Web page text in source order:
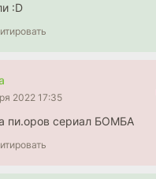
:D
2022 17:35
пи.оров сериал БОМБА